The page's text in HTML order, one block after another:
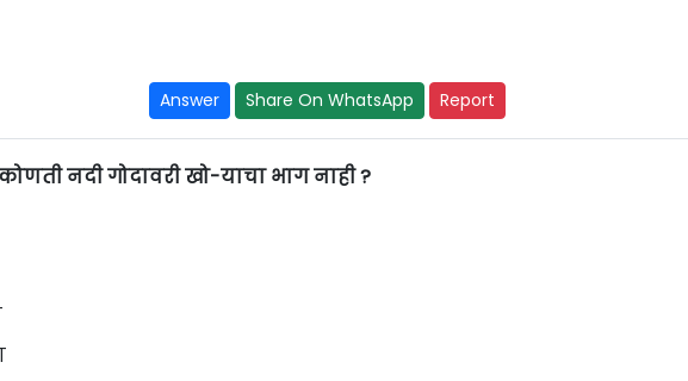
Answer Share On WhatsApp Report
नदी गोदावरी खो-याचा भाग नाही ?